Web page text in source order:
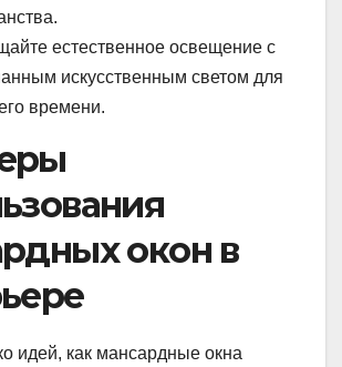
естественное освещение с
искусственным светом для
времени.
окон в
идей, как мансардные окна